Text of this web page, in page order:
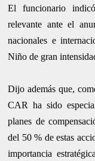
El funcionario
relevante ante el
nacionales e
Niño de gran
Dijo además que,
CAR ha sido
planes de
del 50 % de estas
importancia